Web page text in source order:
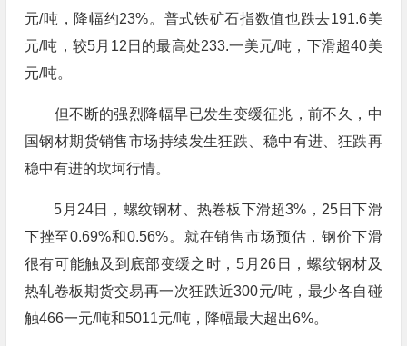
元/吨，降幅约23%。普式铁矿石指数值也跌去191.6美
元/吨，较5月12日的最高处233.一美元/吨，下滑超40美
元/吨。
但不断的强烈降幅早已发生变缓征兆，前不久，中
国钢材期货销售市场持续发生狂跌、稳中有进、狂跌再
稳中有进的坎坷行情。
5月24日，螺纹钢材、热卷板下滑超3%，25日下滑
下挫至0.69%和0.56%。就在销售市场预估，钢价下滑
很有可能触及到底部变缓之时，5月26日，螺纹钢材及
热轧卷板期货交易再一次狂跌近300元/吨，最少各自碰
触466一元/吨和5011元/吨，降幅最大超出6%。